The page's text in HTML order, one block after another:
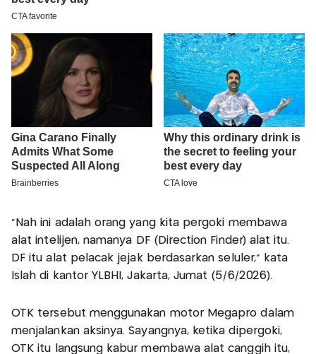
"Nah ini adalah orang yang kita pergoki membawa
alat intelijen, namanya DF (Direction Finder) alat itu.
DF itu alat pelacak jejak berdasarkan seluler," kata
Islah di kantor YLBHI, Jakarta, Jumat (5/6/2026).
OTK tersebut menggunakan motor Megapro dalam
menjalankan aksinya. Sayangnya, ketika dipergoki,
OTK itu langsung kabur membawa alat canggih itu,